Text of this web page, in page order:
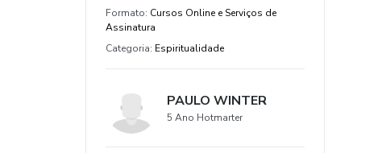
Formato: Cursos Online e Serviços de
Assinatura
Categoria: Espiritualidade
PAULO WINTER
5 Ano Hotmarter